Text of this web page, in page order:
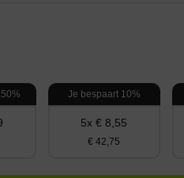
Je bespaart 10%
5x € 8,55
€ 42,75